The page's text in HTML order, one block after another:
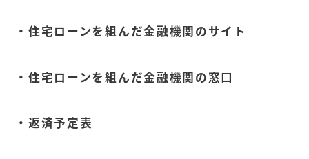
・住宅ローンを組んだ金融機関のサイト
・住宅ローンを組んだ金融機関の窓口
・返済予定表